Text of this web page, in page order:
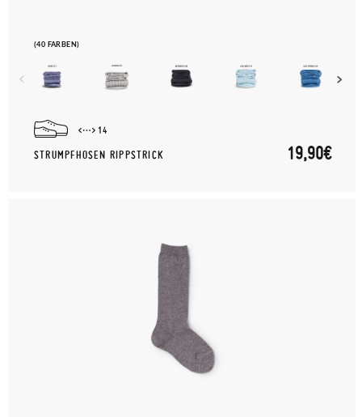
(40 FARBEN)
14
STRUMPFHOSEN RIPPSTRICK 19,90€